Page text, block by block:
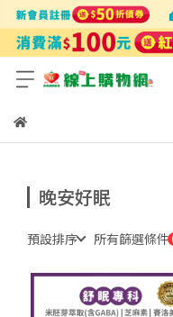
晚安好眠
預設排序 所有篩選條件